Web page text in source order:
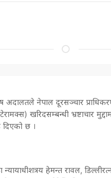
अदालतले नेपाल दूरसञ्चार
खरिदसम्बन्धी भ्रष्टाचार
छ ।
हेमन्त रावल,